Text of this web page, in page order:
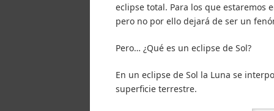
eclipse total. Para los que estaremos
pero no por ello dejará de ser un
Pero… ¿Qué es un eclipse de Sol?
En un eclipse de Sol la Luna se
superficie terrestre.